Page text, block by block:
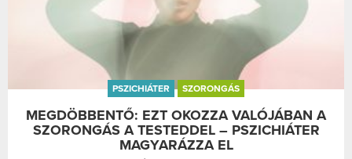
PSZICHIÁTER SZORONGÁS
MEGDÖBBENTŐ: EZT OKOZZA VALÓJÁBAN A
SZORONGÁS A TESTEDDEL – PSZICHIÁTER
MAGYARÁZZA EL